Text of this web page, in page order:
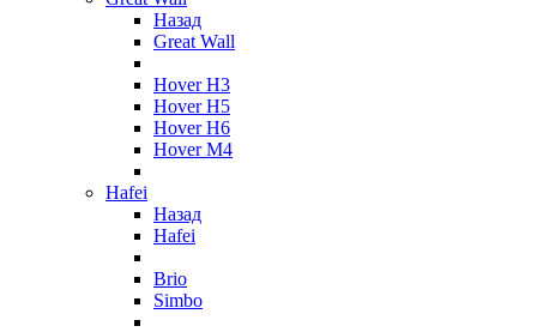
Назад
Great Wall
Hover H3
Hover H5
Hover H6
Hover M4
Hafei
Назад
Hafei
Brio
Simbo